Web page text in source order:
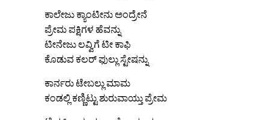
ಕಾಲೇಜು ಕ್ಯಾಂಟೀನು ಅಂದ್ರೇನೆ
ಪ್ರೇಮ ಪಕ್ಷಿಗಳ ಹೆವನ್ನು
ಟೀನೇಜು ಲವ್ವಿಗೆ ಟೀ ಕಾಫಿ
ಕೊಡುವ ಕಲರ್ ಫುಲ್ಲು ಸ್ಟೇಷನ್ನು
ಕಾರ್ನರು ಟೇಬಲ್ಲು ಮಾಮ
ಕಂಡಲ್ಲಿ ಕಣ್ಣಿಟ್ಟು ಶುರುವಾಯ್ತು ಪ್ರೇಮ